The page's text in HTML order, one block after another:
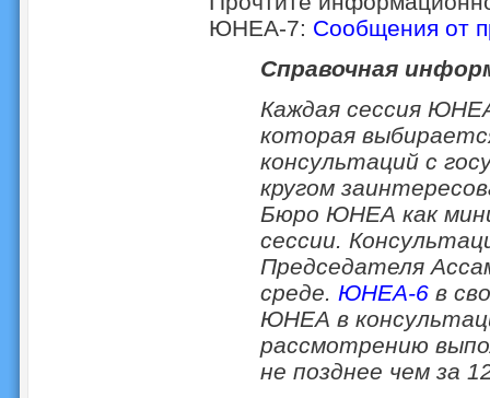
ЮНЕА-7: Сообщения от
Справочная
Каждая сессия
которая
консультаций с
кругом
Бюро ЮНЕА как
сессии.
Председателя
среде. ЮНЕА-6в
ЮНЕА в
рассмотрению
не позднее чем за